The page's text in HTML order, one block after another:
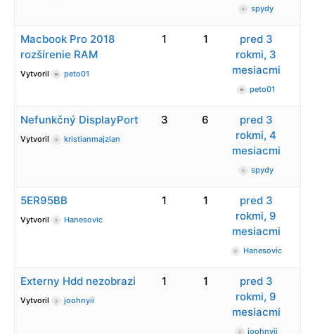
spydy
Macbook Pro 2018
rozšírenie RAM
Vytvoril peto01
1 1
pred 3
rokmi, 3
mesiacmi
peto01
Nefunkčný DisplayPort
Vytvoril kristianmajzlan
3 6
pred 3
rokmi, 4
mesiacmi
spydy
5ER95BB
Vytvoril Hanesovic
1 1
pred 3
rokmi, 9
mesiacmi
Hanesovic
Externy Hdd nezobrazi
Vytvoril joohnyii
1 1
pred 3
rokmi, 9
mesiacmi
joohnyii